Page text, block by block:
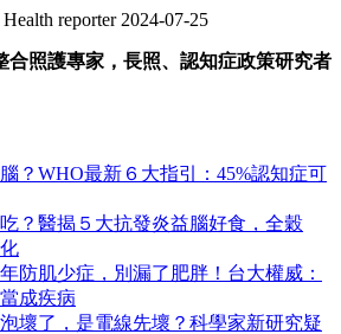
reporter 2024-07-25
合照護專家，長照、認知症政策研究者
？WHO最新６大指引：45%認知症可
？醫揭５大抗發炎益腦好食，全穀
防肌少症，別漏了肥胖！台大權威：
成疾病
壞了，是電線先壞？科學家新研究疑